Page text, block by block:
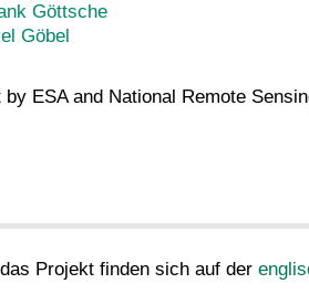
Göttsche
Göbel
ESA and National Remote
Projekt finden sich auf der